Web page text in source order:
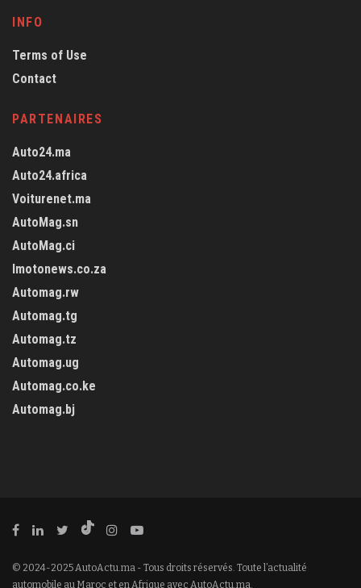
INFO
Terms of Use
Contact
PARTENAIRES
Auto24.ma
Auto24.africa
Voiturenet.ma
AutoMag.sn
AutoMag.ci
Imotonews.co.za
Automag.rw
Automag.tg
Automag.tz
Automag.ug
Automag.co.ke
Automag.bj
© 2024-2025 AutoActu.ma - Tous droits réservés. Toute l’actualité
automobile au Maroc et en Afrique avec AutoActu.ma.